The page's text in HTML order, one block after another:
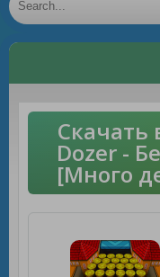
Скачать
Dozer -
[Много